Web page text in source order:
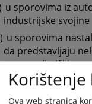
u sporovima iz
industrijske svojine
u sporovima
da predstavljaju
monopolistički
u postupcima
kao i u svim
Korištenje
Ova web stranica